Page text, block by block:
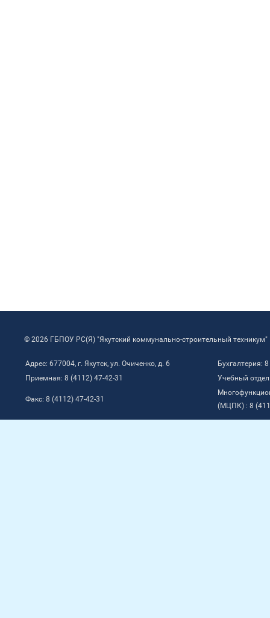
© 2026 ГБПОУ РС(Я) "Якутский коммунально-строительный техникум"
Адрес: 677004, г. Якутск, ул. Очиченко, д. 6
Бухгалтерия:
Приемная: 8 (4112) 47-42-31
Учебный
Факс: 8 (4112) 47-42-31
(МЦПК) : 8